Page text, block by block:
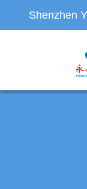
Shenzhen